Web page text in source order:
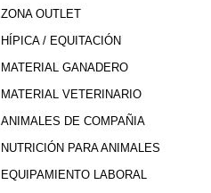
ZONA OUTLET
HÍPICA / EQUITACIÓN
MATERIAL GANADERO
MATERIAL VETERINARIO
ANIMALES DE COMPAÑIA
NUTRICIÓN PARA ANIMALES
EQUIPAMIENTO LABORAL